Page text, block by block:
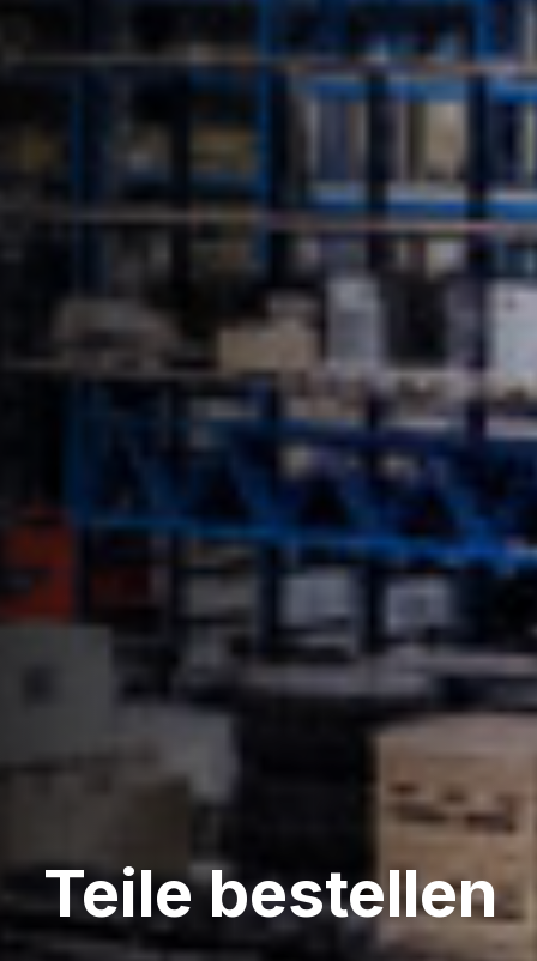
Teile bestellen